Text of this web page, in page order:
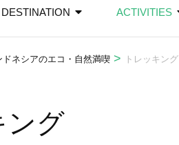
DESTINATION ACTIVITIES
ドネシアのエコ・自然満喫 > トレッキング
ング